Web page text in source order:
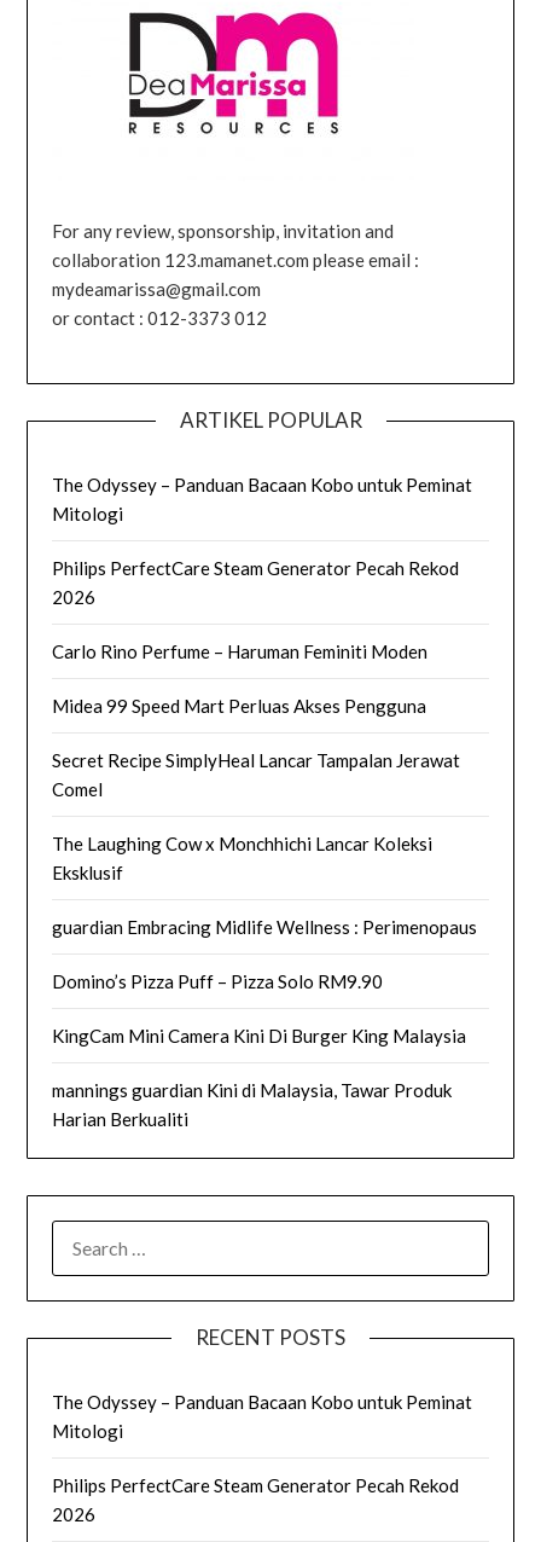
For any review, sponsorship, invitation and
collaboration 123.mamanet.com please email :
mydeamarissa@gmail.com
or contact : 012-3373 012
ARTIKEL POPULAR
The Odyssey – Panduan Bacaan Kobo untuk Peminat
Mitologi
Philips PerfectCare Steam Generator Pecah Rekod
2026
Carlo Rino Perfume – Haruman Feminiti Moden
Midea 99 Speed Mart Perluas Akses Pengguna
Secret Recipe SimplyHeal Lancar Tampalan Jerawat
Comel
The Laughing Cow x Monchhichi Lancar Koleksi
Eksklusif
guardian Embracing Midlife Wellness : Perimenopaus
Domino’s Pizza Puff – Pizza Solo RM9.90
KingCam Mini Camera Kini Di Burger King Malaysia
mannings guardian Kini di Malaysia, Tawar Produk
Harian Berkualiti
FOR:
RECENT POSTS
The Odyssey – Panduan Bacaan Kobo untuk Peminat
Mitologi
Philips PerfectCare Steam Generator Pecah Rekod
2026